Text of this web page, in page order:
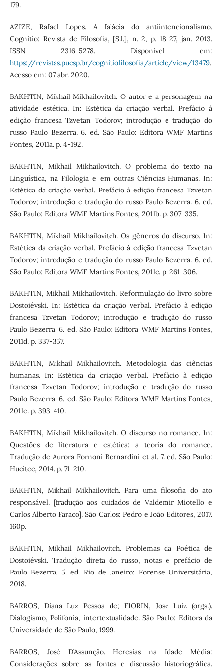
179.
AZIZE, Rafael Lopes. A falácia do antiintencionalismo.
Cognitio: Revista de Filosofia, [S.l.], n. 2, p. 18-27, jan. 2013.
ISSN 2316-5278. Disponível em:
https://revistas.pucsp.br/cognitiofilosofia/article/view/13479.
Acesso em: 07 abr. 2020.
BAKHTIN, Mikhail Mikhailovitch. O autor e a personagem na
atividade estética. In: Estética da criação verbal. Prefácio à
edição francesa Tzvetan Todorov; introdução e tradução do
russo Paulo Bezerra. 6. ed. São Paulo: Editora WMF Martins
Fontes, 2011a. p. 4-192.
BAKHTIN, Mikhail Mikhailovitch. O problema do texto na
Linguística, na Filologia e em outras Ciências Humanas. In:
Estética da criação verbal. Prefácio à edição francesa Tzvetan
Todorov; introdução e tradução do russo Paulo Bezerra. 6. ed.
São Paulo: Editora WMF Martins Fontes, 2011b. p. 307-335.
BAKHTIN, Mikhail Mikhailovitch. Os gêneros do discurso. In:
Estética da criação verbal. Prefácio à edição francesa Tzvetan
Todorov; introdução e tradução do russo Paulo Bezerra. 6. ed.
São Paulo: Editora WMF Martins Fontes, 2011c. p. 261-306.
BAKHTIN, Mikhail Mikhailovitch. Reformulação do livro sobre
Dostoiévski. In: Estética da criação verbal. Prefácio à edição
francesa Tzvetan Todorov; introdução e tradução do russo
Paulo Bezerra. 6. ed. São Paulo: Editora WMF Martins Fontes,
2011d. p. 337-357.
BAKHTIN, Mikhail Mikhailovitch. Metodologia das ciências
humanas. In: Estética da criação verbal. Prefácio à edição
francesa Tzvetan Todorov; introdução e tradução do russo
Paulo Bezerra. 6. ed. São Paulo: Editora WMF Martins Fontes,
2011e. p. 393-410.
BAKHTIN, Mikhail Mikhailovitch. O discurso no romance. In:
Questões de literatura e estética: a teoria do romance.
Tradução de Aurora Fornoni Bernardini et al. 7. ed. São Paulo:
Hucitec, 2014. p. 71-210.
BAKHTIN, Mikhail Mikhailovitch. Para uma filosofia do ato
responsável. [tradução aos cuidados de Valdemir Miotello e
Carlos Alberto Faraco]. São Carlos: Pedro e João Editores, 2017.
160p.
BAKHTIN, Mikhail Mikhailovitch. Problemas da Poética de
Dostoiévski. Tradução direta do russo, notas e prefácio de
Paulo Bezerra. 5. ed. Rio de Janeiro: Forense Universitária,
2018.
BARROS, Diana Luz Pessoa de; FIORIN, José Luiz (orgs.).
Dialogismo, Polifonia, intertextualidade. São Paulo: Editora da
Universidade de São Paulo, 1999.
BARROS, José D’Assunção. Heresias na Idade Média:
Considerações sobre as fontes e discussão historiográfica.